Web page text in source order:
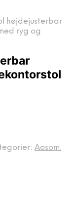
højdejusterbar
ryg og
Aosom,